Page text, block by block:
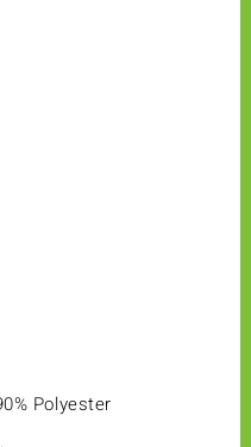
Polyester